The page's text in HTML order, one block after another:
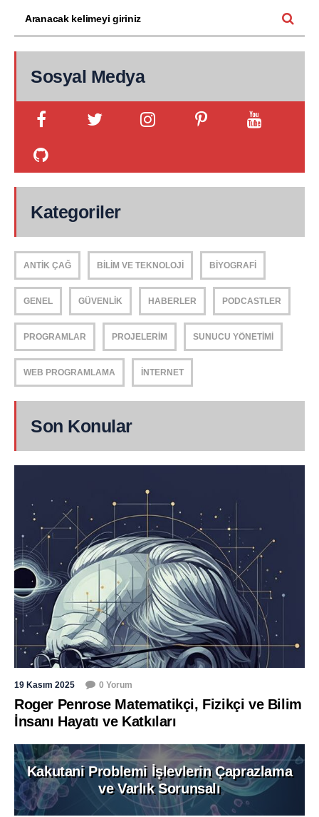
Sosyal Medya
Kategoriler
ANTIK ÇAĞ BILIM VE TEKNOLOJI BIYOGRAFI
GENEL GÜVENLIK HABERLER PODCASTLER
PROGRAMLAR PROJELERIM SUNUCU YÖNETIMI
WEB PROGRAMLAMA İNTERNET
Son Konular
19 Kasım 2025 0 Yorum
Roger Penrose Matematikçi, Fizikçi ve Bilim
İnsanı Hayatı ve Katkıları
Kakutani Problemi İşlevlerin Çaprazlama
ve Varlık Sorunsalı